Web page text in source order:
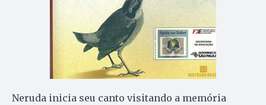
Neruda inicia seu canto visitando a memória